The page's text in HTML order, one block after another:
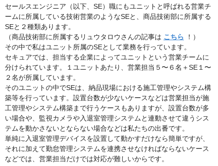
セールスエンジニア（以下、SE）職にもユニットと呼ばれる営業チ
ームに所属している技術営業のようなSEと、商品技術部に所属する
SEと２種類あります。
（商品技術部に所属するリュウタロウさんの記事は こちら ！）
その中で私はユニット所属のSEとして業務を行っています。
セキュアでは、担当する企業によってユニットという営業チームに
分けられています。１ユニットあたり、営業担当５〜６名＋SE１〜
２名が所属しています。
そのユニットの中でSEは、納品現場における施工管理やシステム構
築等を行っています。設置台数が少ないケースなどは営業担当が施
工管理やシステム構築まで行うケースもありますが、設置台数が多
い場合や、監視カメラや入退室管理システムと連動させて違うシス
テムを動かさないとならない場合などは私たちの出番です。
単純に入退室管理デバイスを設置して動かすだけなら簡単ですが、
それに加えて勤怠管理システムを連携させなければならないケース
などでは、営業担当だけでは対応が難しいからです。